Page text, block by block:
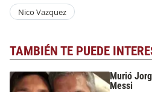
Nico Vazquez
TAMBIÉN TE PUEDE
Murió
Messi